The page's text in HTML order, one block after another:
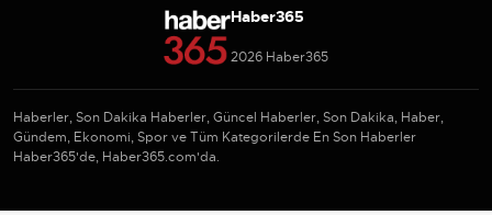
Haber365
2026 Haber365
Haberler, Son Dakika Haberler, Güncel Haberler, Son Dakika, Haber,
Gündem, Ekonomi, Spor ve Tüm Kategorilerde En Son Haberler
Haber365'de, Haber365.com'da.